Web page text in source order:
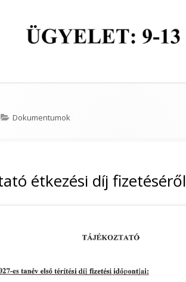
Categories
Dokumentumok
étkezési díj fizetéséről